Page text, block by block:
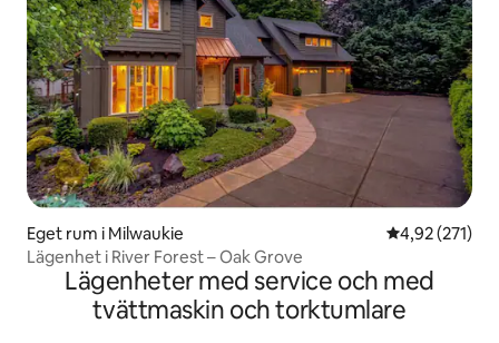
Eget rum i Milwaukie 4,92 av 5 i
4,92 (271)
Lägenhet i River Forest – Oak Grove
Lägenheter med service och med
tvättmaskin och torktumlare